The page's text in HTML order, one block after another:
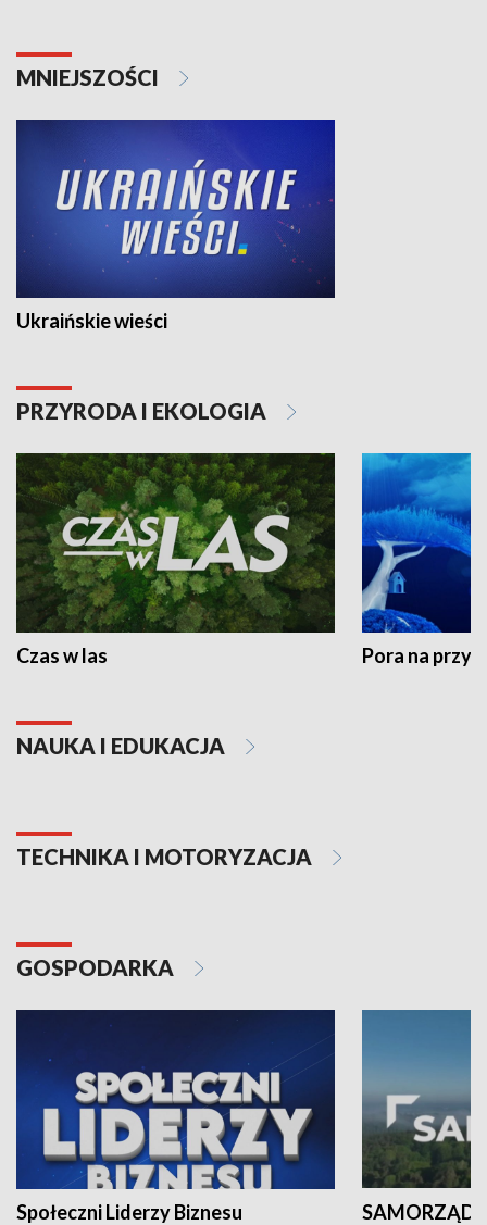
MNIEJSZOŚCI
Ukraińskie wieści
PRZYRODA I EKOLOGIA
Czas w las Pora na
NAUKA I EDUKACJA
TECHNIKA I MOTORYZACJA
GOSPODARKA
Społeczni Liderzy Biznesu SAMORZĄD